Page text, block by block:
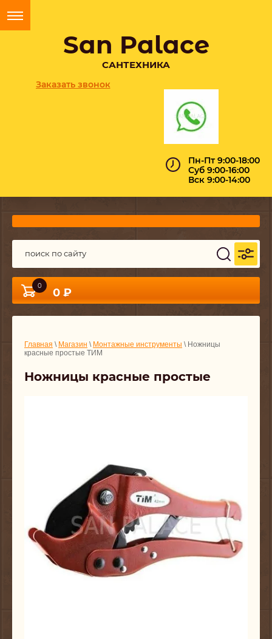
San Palace
САНТЕХНИКА
Заказать звонок
Пн-Пт 9:00-18:00
Суб 9:00-16:00
Вск 9:00-14:00
0
0 ₽
Главная \ Магазин \ Монтажные инструменты \ Ножницы
красные простые ТИМ
Ножницы красные простые